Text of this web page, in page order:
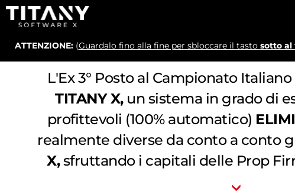
ATTENZIONE: (Guardalo fino alla fine per sbloccare il tasto sotto al
L'Ex 3° Posto al Campionato
TITANY X,un sistema in grado di
profittevoli (100% automatico)
realmente diverse da conto a conto
X,sfruttando i capitali delle Prop